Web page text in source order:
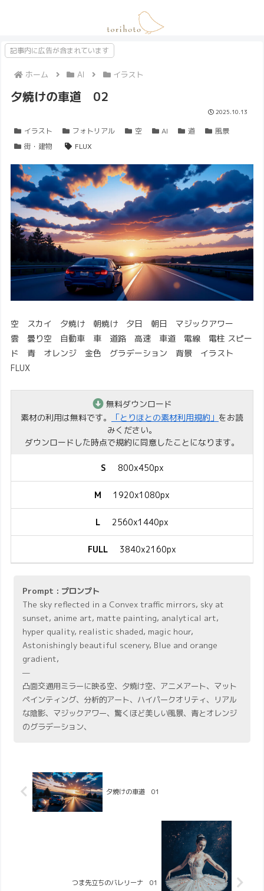
記事内に広告が含まれています
ホーム AI イラスト
夕焼けの車道 02
2025.10.13
イラスト フォトリアル 空 AI 道
風景
街・建物
FLUX
空 スカイ 夕焼け 朝焼け 夕日 朝日 マジックアワー
雲 曇り空 自動車 車 道路 高速 車道 電線 電柱 スピー
ド 青 オレンジ 金色 グラデーション 背景 イラスト
FLUX
無料ダウンロード
素材の利用は無料です。
「とりほとの素材利用規約」 をお読
みください。
ダウンロードした時点で規約に同意したことになります。
S 800x450px
M 1920x1080px
L 2560x1440px
FULL 3840x2160px
Prompt : プロンプト
The sky reflected in a Convex traffic mirrors, sky at
sunset, anime art, matte painting, analytical art,
hyper quality, realistic shaded, magic hour,
Astonishingly beautiful scenery, Blue and orange
gradient,
—
凸面交通用ミラーに映る空、夕焼け空、アニメアート、マット
ペインティング、分析的アート、ハイパークオリティ、リアル
な陰影、マジックアワー、驚くほど美しい風景、青とオレンジ
のグラデーション、
夕焼けの車道 01
つま先立ちのバレリーナ 01